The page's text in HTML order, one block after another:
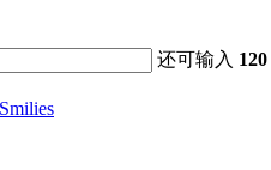
还可输入 120
Smilies